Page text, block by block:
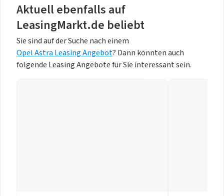
Aktuell ebenfalls auf
LeasingMarkt.de beliebt
Sie sind auf der Suche nach einem
Opel Astra Leasing Angebot? Dann könnten auch
folgende Leasing Angebote für Sie interessant sein.